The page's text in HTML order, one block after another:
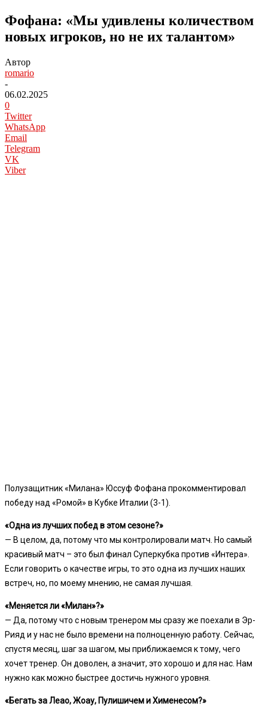
Фофана: «Мы удивлены количеством
новых игроков, но не их талантом»
Автор
romario
-
06.02.2025
0
Twitter
WhatsApp
Email
Telegram
VK
Viber
Полузащитник «Милана» Юссуф Фофана прокомментировал
победу над «Ромой» в Кубке Италии (3-1).
«Одна из лучших побед в этом сезоне?»
— В целом, да, потому что мы контролировали матч. Но самый
красивый матч – это был финал Суперкубка против «Интера».
Если говорить о качестве игры, то это одна из лучших наших
встреч, но, по моему мнению, не самая лучшая.
«Меняется ли «Милан»?»
— Да, потому что с новым тренером мы сразу же поехали в Эр-
Рияд и у нас не было времени на полноценную работу. Сейчас,
спустя месяц, шаг за шагом, мы приближаемся к тому, чего
хочет тренер. Он доволен, а значит, это хорошо и для нас. Нам
нужно как можно быстрее достичь нужного уровня.
«Бегать за Леао, Жоау, Пулишичем и Хименесом?»